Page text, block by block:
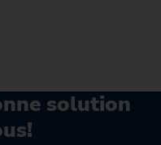
solution